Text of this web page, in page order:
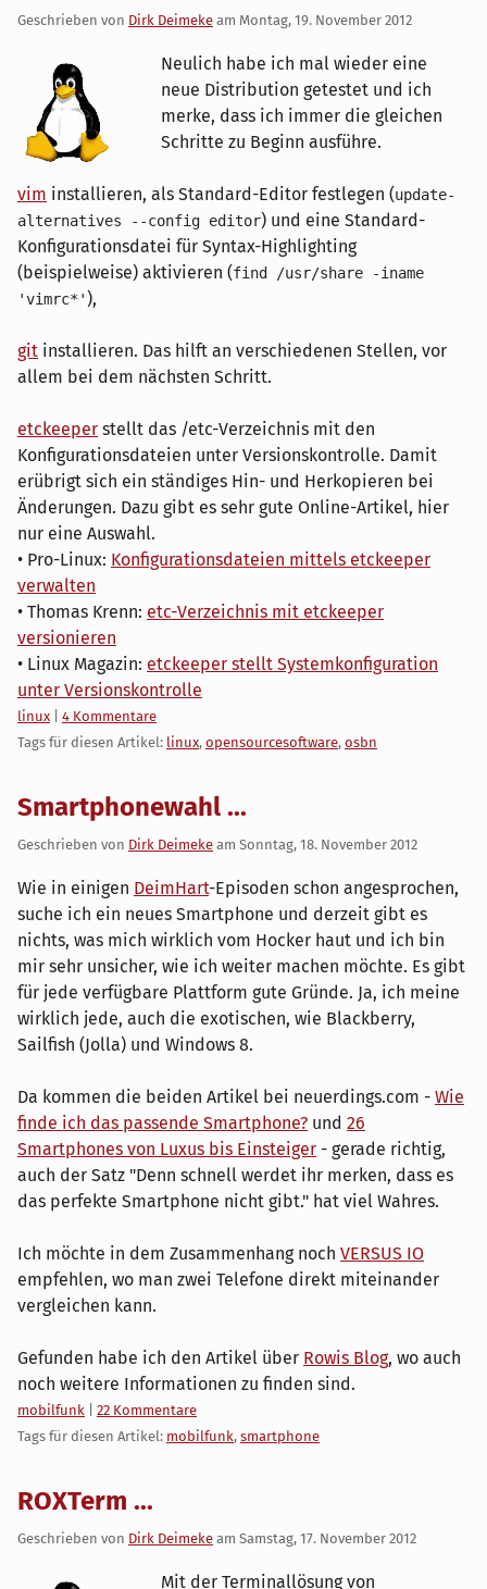
Geschrieben von Dirk Deimeke am Montag, 19. November 2012
Neulich habe ich mal wieder eine
neue Distribution getestet und ich
merke, dass ich immer die gleichen
Schritte zu Beginn ausführe.
vim installieren, als Standard-Editor festlegen (update-
alternatives --config editor) und eine Standard-
Konfigurationsdatei für Syntax-Highlighting
(beispielweise) aktivieren (find /usr/share -iname
'vimrc*'),
git installieren. Das hilft an verschiedenen Stellen, vor
allem bei dem nächsten Schritt.
etckeeper stellt das /etc-Verzeichnis mit den
Konfigurationsdateien unter Versionskontrolle. Damit
erübrigt sich ein ständiges Hin- und Herkopieren bei
Änderungen. Dazu gibt es sehr gute Online-Artikel, hier
nur eine Auswahl.
• Pro-Linux: Konfigurationsdateien mittels etckeeper
verwalten
• Thomas Krenn: etc-Verzeichnis mit etckeeper
versionieren
• Linux Magazin: etckeeper stellt Systemkonfiguration
unter Versionskontrolle
Kategorien:
linux
4 Kommentare
Tags für diesen Artikel: linux, opensourcesoftware, osbn
Smartphonewahl ...
Geschrieben von Dirk Deimeke am Sonntag, 18. November 2012
Wie in einigen DeimHart-Episoden schon angesprochen,
suche ich ein neues Smartphone und derzeit gibt es
nichts, was mich wirklich vom Hocker haut und ich bin
mir sehr unsicher, wie ich weiter machen möchte. Es gibt
für jede verfügbare Plattform gute Gründe. Ja, ich meine
wirklich jede, auch die exotischen, wie Blackberry,
Sailfish (Jolla) und Windows 8.
Da kommen die beiden Artikel bei neuerdings.com - Wie
finde ich das passende Smartphone? und 26
Smartphones von Luxus bis Einsteiger - gerade richtig,
auch der Satz "Denn schnell werdet ihr merken, dass es
das perfekte Smartphone nicht gibt." hat viel Wahres.
Ich möchte in dem Zusammenhang noch VERSUS IO
empfehlen, wo man zwei Telefone direkt miteinander
vergleichen kann.
Gefunden habe ich den Artikel über Rowis Blog, wo auch
noch weitere Informationen zu finden sind.
Kategorien:
mobilfunk
22 Kommentare
Tags für diesen Artikel: mobilfunk, smartphone
ROXTerm ...
Geschrieben von Dirk Deimeke am Samstag, 17. November 2012
Mit der Terminallösung von